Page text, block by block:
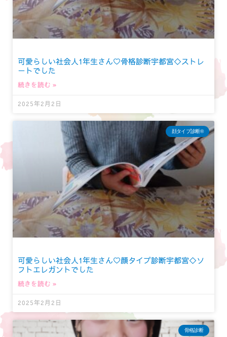
可愛らしい社会人1年生さん♡骨格診断宇都宮◇ストレ
ートでした
続きを読む »
2025年2月2日
顔タイプ診断®︎
可愛らしい社会人1年生さん♡顔タイプ診断宇都宮◇ソ
フトエレガントでした
続きを読む »
2025年2月2日
骨格診断